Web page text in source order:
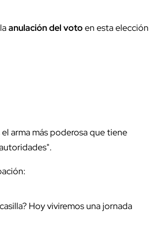
anulación del votoen esta elección
arma más poderosa que tiene
Hoy viviremos una jornada